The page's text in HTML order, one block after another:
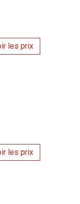
les prix
les prix